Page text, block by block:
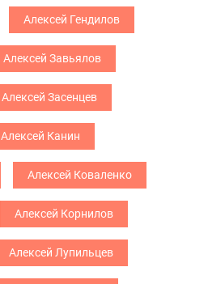
Алексей Гендилов
Алексей Завьялов
Алексей Засенцев
Алексей Канин
Алексей Коваленко
Алексей Корнилов
Алексей Лупильцев